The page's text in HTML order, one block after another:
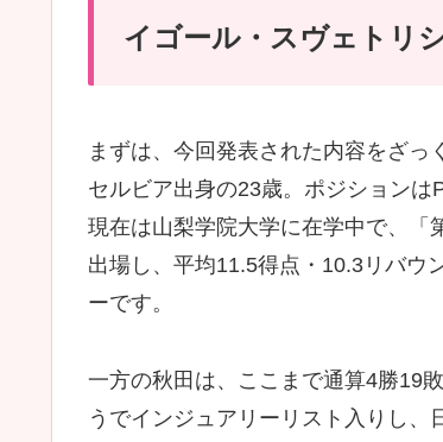
イゴール・スヴェトリ
まずは、今回発表された内容をざっ
セルビア出身の23歳。ポジションは
現在は山梨学院大学に在学中で、「
出場し、平均11.5得点・10.3リバウ
ーです。
一方の秋田は、ここまで通算4勝19
うでインジュアリーリスト入りし